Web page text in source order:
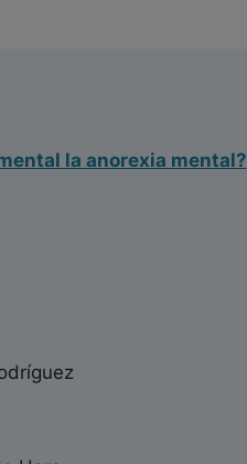
la anorexia mental?